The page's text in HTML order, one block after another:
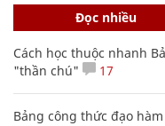
Đọc nhiều
Cách học thuộc nhanh
"thần chú"
17
Bảng công thức đạo